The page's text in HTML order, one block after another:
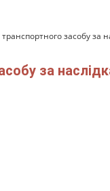
засобу за
за